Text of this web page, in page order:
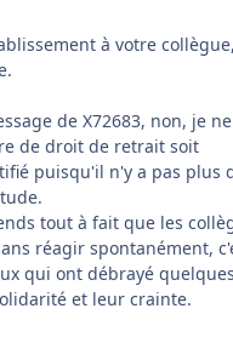
à votre
de X72683, non, je
de droit de retrait soit
puisqu'il n'y a pas plus
tout à fait que les
réagir spontanément,
qui ont débrayé
et leur crainte.